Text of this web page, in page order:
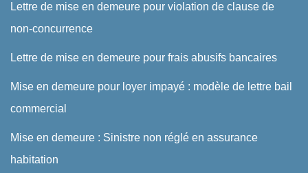
Lettre de mise en demeure pour violation de clause de
non-concurrence
Lettre de mise en demeure pour frais abusifs bancaires
Mise en demeure pour loyer impayé : modèle de lettre bail
commercial
Mise en demeure : Sinistre non réglé en assurance
habitation